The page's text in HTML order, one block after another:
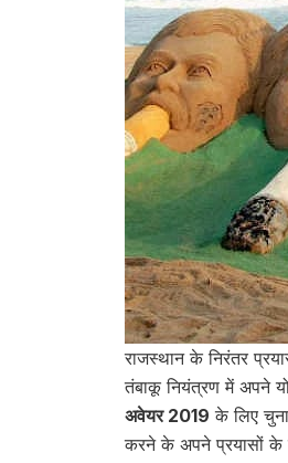
राजस्थान के निरंतर
तंबाकू नियंत्रण में अपने
अवेयर 2019 के लिए
करने के अपने प्रयासों के